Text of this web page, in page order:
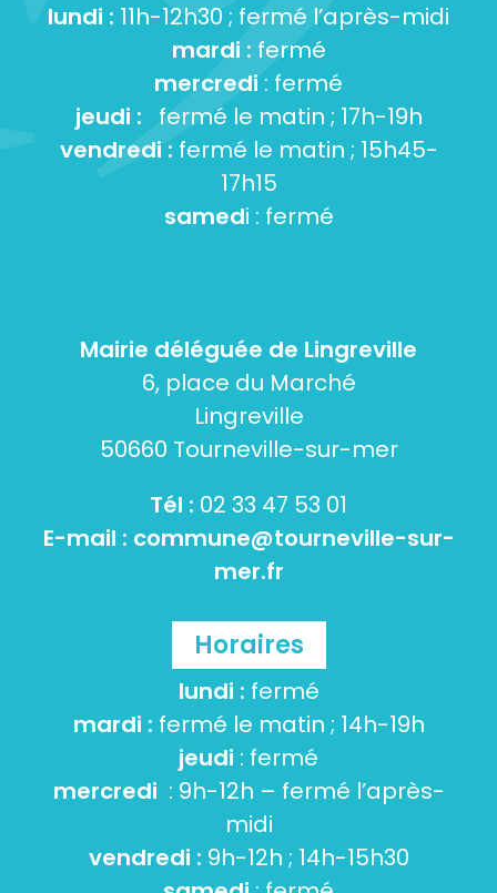
lundi : 11h-12h30 ; fermé l’après-midi
mardi : fermé
mercredi : fermé
jeudi : fermé le matin ; 17h-19h
vendredi : fermé le matin ; 15h45-
17h15
samedi : fermé
Mairie déléguée de Lingreville
6, place du Marché
Lingreville
50660 Tourneville-sur-mer
Tél : 02 33 47 53 01
E-mail : commune@tourneville-sur-
mer.fr
Horaires
lundi : fermé
mardi : fermé le matin ; 14h-19h
jeudi : fermé
mercredi : 9h-12h – fermé l’après-
midi
vendredi : 9h-12h ; 14h-15h30